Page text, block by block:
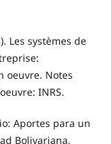
Les systèmes de
oeuvre. Notes
INRS.
Aportes para un
Bolivariana,